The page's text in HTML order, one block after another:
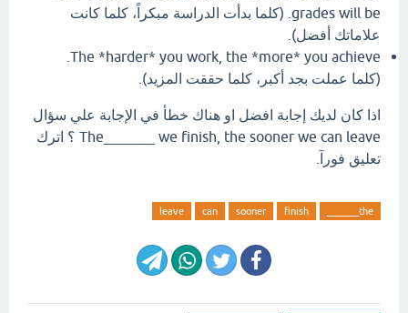
grades will be. (كلما بدأت الدراسة مبكراً، كلما كانت
علاماتك أفضل).
(كلما عملت بجد أكبر، كلما حققت المزيد).
اذا كان لديك إجابة افضل او هناك خطأ في الإجابة علي سؤال
The_______ we finish, the sooner we can leave ؟ اترك
تعليق فورآ.
the_______
finish
sooner
can
leave